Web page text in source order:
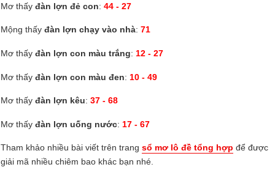
Mơ thấy đàn lợn đẻ con: 44 - 27
Mộng thấy đàn lợn chạy vào nhà: 71
Mơ thấy đàn lợn con màu trắng: 12 - 27
Mơ thấy đàn lợn con màu đen: 10 - 49
Mơ thấy đàn lợn kêu: 37 - 68
Mơ thấy đàn lợn uống nước: 17 - 67
Tham khảo nhiều bài viết trên trang sổ mơ lô đề tổng hợp để được
giải mã nhiều chiêm bao khác bạn nhé.